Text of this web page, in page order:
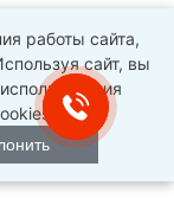
работы сайта,
сайт, вы
использования